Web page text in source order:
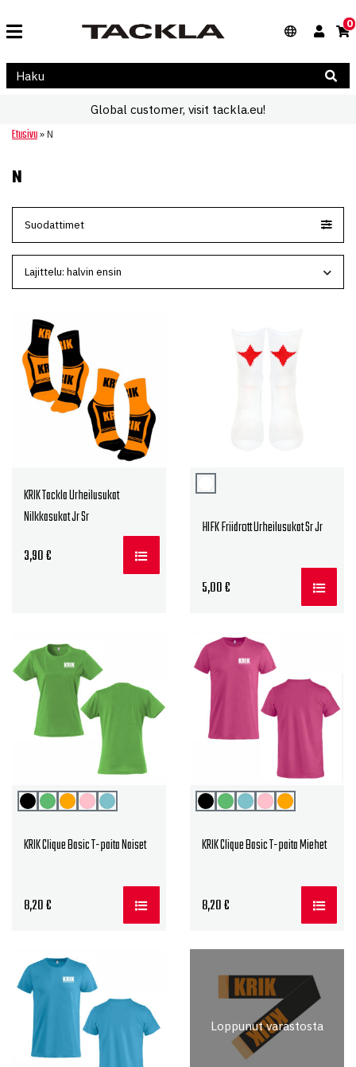
0
Global customer, visit tackla.eu!
Etusivu » N
N
Suodattimet
KRIK Tackla Urheilusukat
Nilkkasukat Jr Sr
3,90€
HIFK Friidrott Urheilusukat Sr Jr
5,00€
KRIK Clique Basic T-paita Naiset
8,20€
KRIK Clique Basic T-paita Miehet
8,20€
Loppunut varastosta